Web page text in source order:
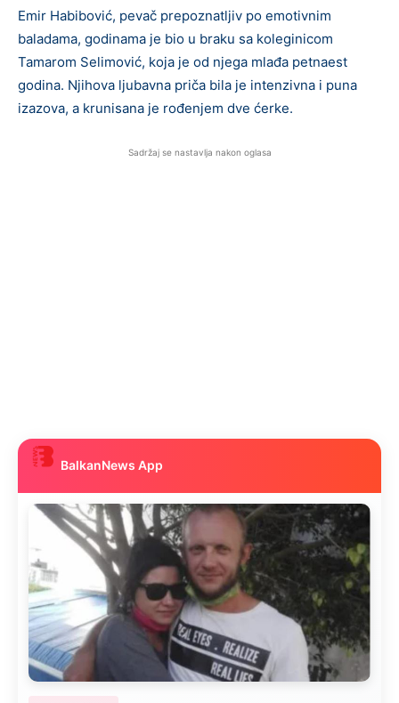
Emir Habibović, pevač prepoznatljiv po emotivnim
baladama, godinama je bio u braku sa koleginicom
Tamarom Selimović, koja je od njega mlađa petnaest
godina. Njihova ljubavna priča bila je intenzivna i puna
izazova, a krunisana je rođenjem dve ćerke.
Sadržaj se nastavlja nakon oglasa
BalkanNews App